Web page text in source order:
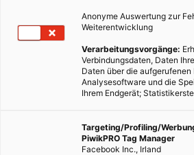
Anonyme Auswertung zur
Weiterentwicklung
Verarbeitungsvorgänge:
Verbindungsdaten, Daten
Daten über die
Analysesoftware und die
Ihrem Endgerät;
Targeting/Profiling/
PiwikPRO Tag Manager
Facebook Inc., Irland